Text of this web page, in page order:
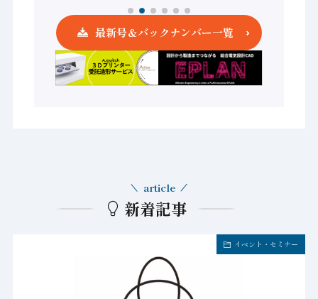
最新号＆バックナンバー一覧
新着記事
article
イベント・セミナー